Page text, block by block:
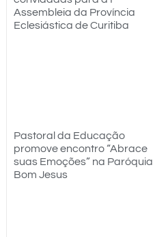
Assembleia da Província
Eclesiástica de Curitiba
Pastoral da Educação
promove encontro “Abrace
suas Emoções” na Paróquia
Bom Jesus